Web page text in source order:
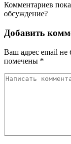
Комментариев
обсуждение?
Добавить
Ваш адрес email не
помечены *